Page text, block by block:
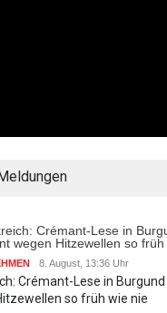
8. August, 13:36 Uhr
Crémant-Lese in
so früh wie nie